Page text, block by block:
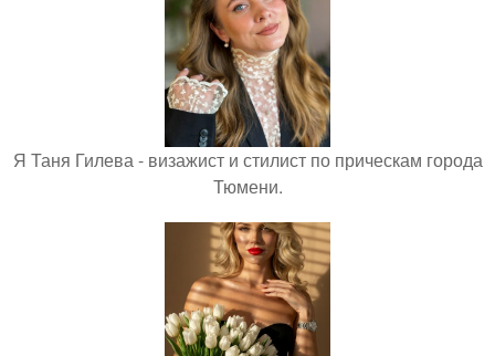
Я Таня Гилева - визажист и стилист по прическам города
Тюмени.